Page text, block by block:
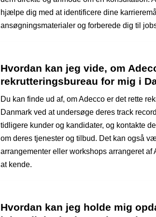
hjælpe dig med at identificere dine
ansøgningsmaterialer og forberede dig til
Hvordan kan jeg vide, om
rekrutteringsbureau for mig i
Du kan finde ud af, om Adecco er det rette
Danmark ved at undersøge deres track
tidligere kunder og kandidater, og kontakte
om deres tjenester og tilbud. Det kan også
arrangementer eller workshops arrangeret
at kende.
Hvordan kan jeg holde mig